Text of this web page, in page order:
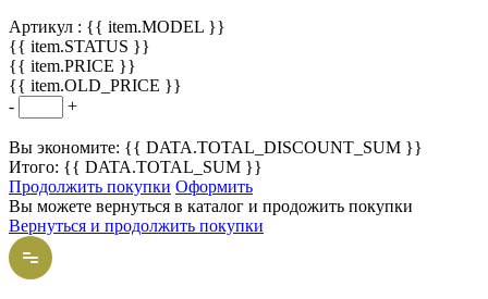
Артикул : {{ item.MODEL }}
{{ item.STATUS }}
{{ item.PRICE }}
{{ item.OLD_PRICE }}
-
+
Вы экономите: {{ DATA.TOTAL_DISCOUNT_SUM }}
Итого: {{ DATA.TOTAL_SUM }}
Продолжить покупки Оформить
Вы можете вернуться в каталог и продожить покупки
Вернуться и продолжить покупки